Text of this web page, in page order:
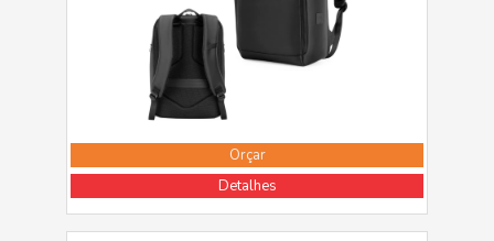
Orçar
Detalhes